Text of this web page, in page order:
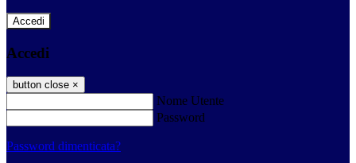
Accedi
Accedi
button close ×
Nome Utente
Password
Password dimenticata?